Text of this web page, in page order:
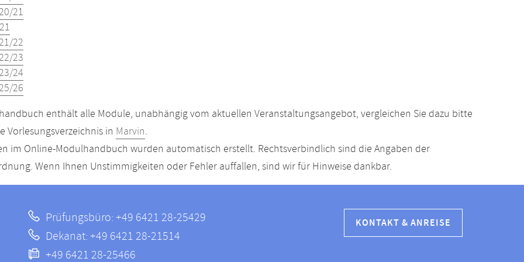
21
22
23
24
26
enthält alle Module, unabhängig vom aktuellen Veranstaltungsangebot, vergleichen Sie dazu bitte
Vorlesungsverzeichnis in Marvin.
im Online-Modulhandbuch wurden automatisch erstellt. Rechtsverbindlich sind die Angaben der
Wenn Ihnen Unstimmigkeiten oder Fehler auffallen, sind wir für Hinweise dankbar.
Prüfungsbüro: +49 6421 28-25429
Dekanat: +49 6421 28-21514
+49 6421 28-25466
KONTAKT & ANREISE